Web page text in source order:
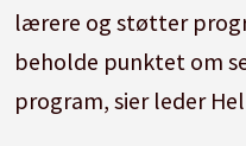
lærere og støtter
beholde punktet om
program, sier leder